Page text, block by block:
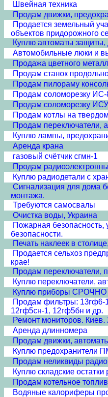
Швейная техника
Продам движки,
Продается земельный
объектов придорожного
Куплю автоматы защиты,
Автомобильные люки и
Продажа цветного
Продам станок
Продам пилораму
Продам соломорезку ИС-
Продам соломорезку
Продам котлы на
Продам переключатели,
Куплю лампы,
Аренда крана
газовый счётчик сгмн-1
Продам
Куплю радиодетали с
Сигнализация для дома
монтажа.
Требуются самосвалы
Очистка воды, Украина
Пожарная безопасность,
безопасности.
Печать наклеек в
Продается сельхоз
крае!
Продам переключатели,
Куплю переключатели,
Куплю приборы СРОЧНО
Продам фильтры: 13гф6-
12гф5сн-1, 12гф5бн и др.
Ремонт мониторов. Киев.
Аренда длинномера
Продам движки,
Куплю предохранители
Продам неликвиды
Куплю складские
Продам котельное
Водяные калориферы